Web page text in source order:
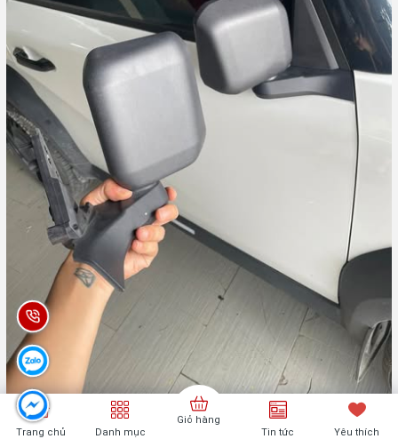
Trang chủ Danh mục
Giỏ hàng
Tin tức
Yêu thích